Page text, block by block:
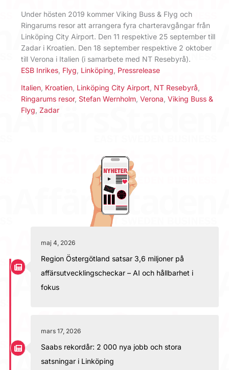
Under hösten 2019 kommer Viking Buss & Flyg och
Ringarums resor att arrangera fyra charteravgångar från
Linköping City Airport. Den 11 respektive 25 september till
Zadar i Kroatien. Den 18 september respektive 2 oktober
till Verona i Italien (i samarbete med NT Resebyrå).
ESB Inrikes Flyg Linköping Pressrelease
Italien Kroatien Linköping City Airport NT Resebyrå
Ringarums resor, Stefan Wernholm Verona Viking Buss &
Flyg Zadar
maj 4, 2026
Region Östergötland satsar 3,6 miljoner på
affärsutvecklingscheckar – AI och hållbarhet i
fokus
mars 17, 2026
Saabs rekordår: 2 000 nya jobb och stora
satsningar i Linköping